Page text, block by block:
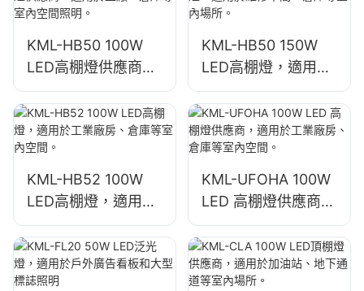
KML-HB50 100W
LED高棚燈供應商，
適用於工廠、倉庫等
室內空間照明。
KML-HB50 150W
LED高棚燈，適用於
維修車間、倉庫等室
內場所。
KML-HB52 100W
LED高棚燈，適用於
工業廠房、倉庫等室
內空間。
KML-UFOHA 100W
LED 高棚燈供應商，
適用於工業廠房、倉
庫等室內空間。